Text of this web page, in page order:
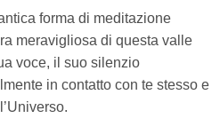
forma di meditazione
meravigliosa di questa valle
voce, il suo silenzio
in contatto con te stesso e